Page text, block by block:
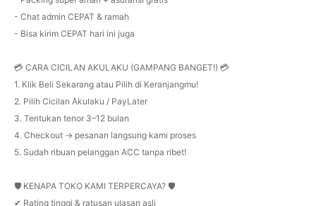
- Chat admin CEPAT & ramah
- Bisa kirim CEPAT hari ini juga
💳 CARA CICILAN AKULAKU (GAMPANG BANGET!) 💳
1. Klik Beli Sekarang atau Pilih di Keranjangmu!
2. Pilih Cicilan Akulaku / PayLater
3. Tentukan tenor 3–12 bulan
4. Checkout → pesanan langsung kami proses
5. Sudah ribuan pelanggan ACC tanpa ribet!
🛡️ KENAPA TOKO KAMI TERPERCAYA? 🛡️
✔ Rating tinggi & ratusan ulasan asli